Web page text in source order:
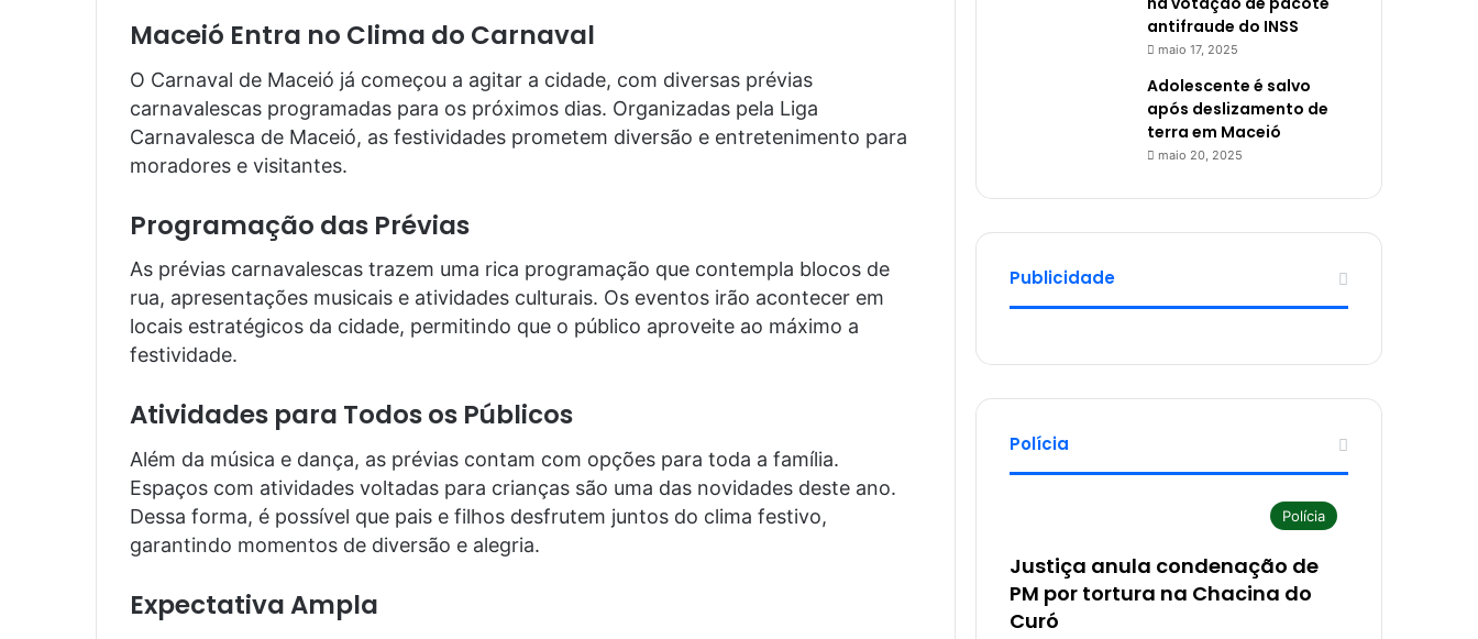
Maceió Entra no Clima do Carnaval
O Carnaval de Maceió já começou a agitar a cidade, com diversas prévias
carnavalescas programadas para os próximos dias. Organizadas pela Liga
Carnavalesca de Maceió, as festividades prometem diversão e entretenimento para
moradores e visitantes.
Programação das Prévias
As prévias carnavalescas trazem uma rica programação que contempla blocos de
rua, apresentações musicais e atividades culturais. Os eventos irão acontecer em
locais estratégicos da cidade, permitindo que o público aproveite ao máximo a
festividade.
Atividades para Todos os Públicos
Além da música e dança, as prévias contam com opções para toda a família.
Espaços com atividades voltadas para crianças são uma das novidades deste ano.
Dessa forma, é possível que pais e filhos desfrutem juntos do clima festivo,
garantindo momentos de diversão e alegria.
Expectativa Ampla
antifraude do INSS
maio 17, 2025
Adolescente é salvo
após deslizamento de
terra em Maceió
maio 20, 2025
Publicidade
Polícia
Polícia
Justiça anula condenação de
PM por tortura na Chacina do
Curó